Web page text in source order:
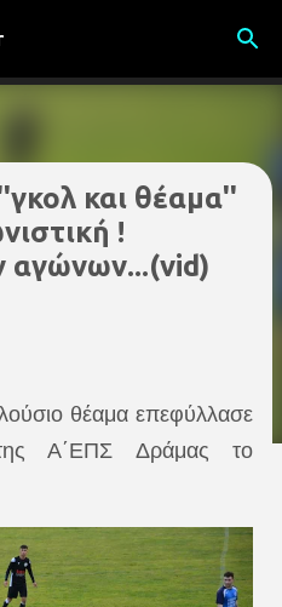
περιεχόμενο
και θέαμα''
!
αγώνων...(vid)
θέαμα επεφύλλασε
Α΄ΕΠΣ Δράμας το